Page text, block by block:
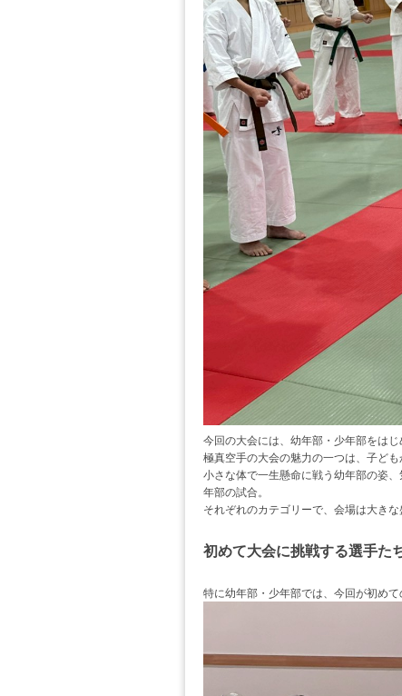
今回の大会には、幼年部・少年部をは
極真空手の大会の魅力の一つは、子ど
小さな体で一生懸命に戦う幼年部の姿
年部の試合。
それぞれのカテゴリーで、会場は大きな
初めて大会に挑戦する選手た
特に幼年部・少年部では、今回が初め